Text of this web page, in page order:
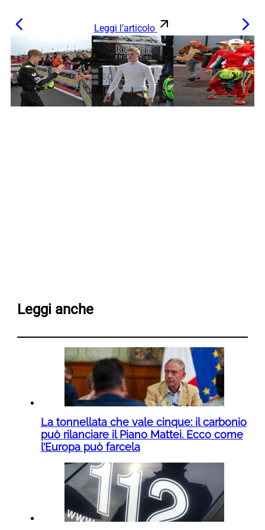
Leggi l’articolo
Leggi anche
La tonnellata che vale cinque: il carbonio
può rilanciare il Piano Mattei. Ecco come
l’Europa può farcela